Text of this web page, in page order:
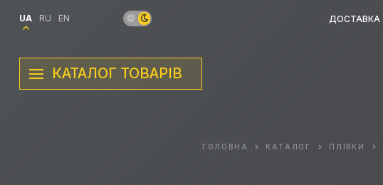
UA RU EN ДОСТАВКА
КАТАЛОГ ТОВАРІВ
ГОЛОВНА КАТАЛОГ ПЛІВКИ